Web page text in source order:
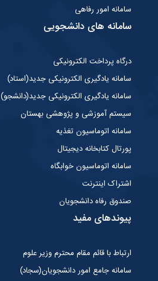
سامانه امور رفاهی
سامانه های دانشجویی
درگاه پرداخت الکترونیکی
سامانه یادگیری الکترونیکی جدید(استاد)
سامانه یادگیری الکترونیکی جدید(دانشجو)
سیستم آموزشی و پژوهشی بهستان
سامانه اتوماسیون تغذیه
پورتال کتابخانه دیجیتال
سامانه اتوماسیون خوابگاه
اشتراک اینترنت
صندوق رفاه دانشجویان
پیوندهای مفید
ارتباط با قائم مقام محترم وزیر علوم
سامانه جامع امور دانشجویان(سجاد)